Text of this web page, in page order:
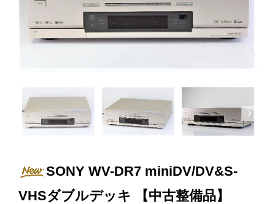
Next
SONY WV-DR7 miniDV/DV&S-
VHSダブルデッキ 【中古整備品】